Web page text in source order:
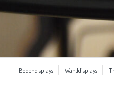
Bodendisplays Wanddisplays